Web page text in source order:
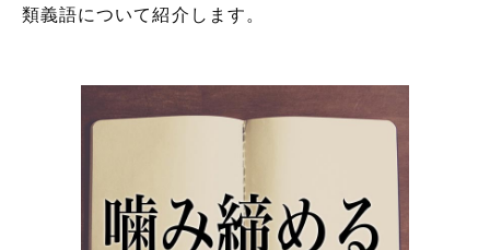
類義語について紹介します。